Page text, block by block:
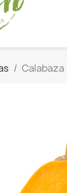
Calabaza